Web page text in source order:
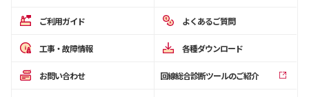
お知らせ サポートサイトの使い方
OCNのお客さまはこちら
工事・故障情報通知サー
ご利用ガイド よくあるご質問
工事・故障情報 各種ダウンロード
お問い合わせ 回線総合診断ツールのご紹介